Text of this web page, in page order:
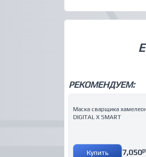
РЕКОМЕНДУЕМ:
Маска сварщика
DIGITAL X SMART
Купить 7,050